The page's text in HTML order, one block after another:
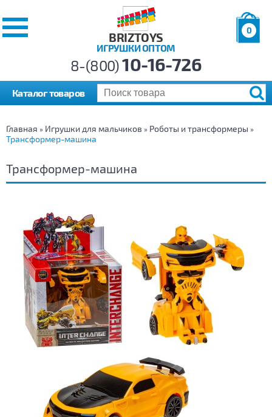
BRIZTOYS
ИГРУШКИ ОПТОМ
0
р.
8-(800)10-16-726
Каталог товаров
Главная » Игрушки для мальчиков » Роботы и трансформеры »
Трансформер-машина
Трансформер-машина